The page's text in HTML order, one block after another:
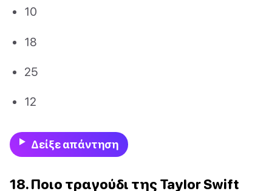
10
18
25
12
Δείξε απάντηση
18. Ποιο τραγούδι της Taylor Swift